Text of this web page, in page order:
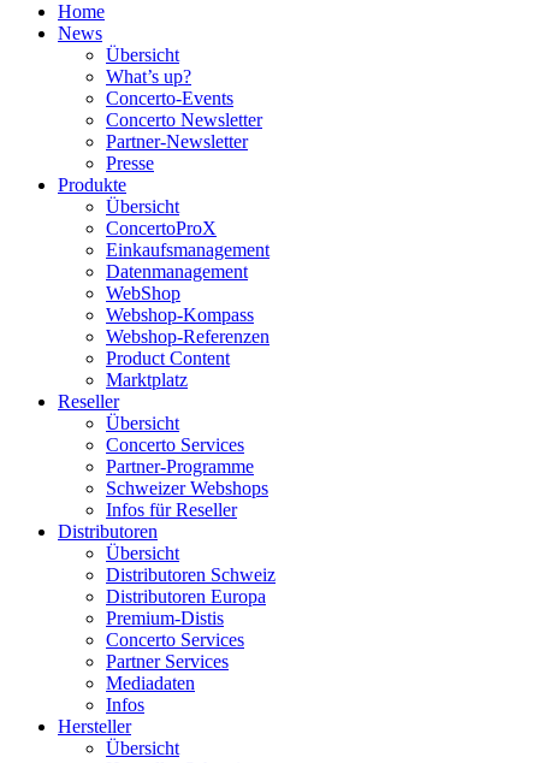
Home
News
Übersicht
What’s up?
Concerto-Events
Concerto Newsletter
Partner-Newsletter
Presse
Produkte
Übersicht
ConcertoProX
Einkaufsmanagement
Datenmanagement
WebShop
Webshop-Kompass
Webshop-Referenzen
Product Content
Marktplatz
Reseller
Übersicht
Concerto Services
Partner-Programme
Schweizer Webshops
Infos für Reseller
Distributoren
Übersicht
Distributoren Schweiz
Distributoren Europa
Premium-Distis
Concerto Services
Partner Services
Mediadaten
Infos
Hersteller
Übersicht